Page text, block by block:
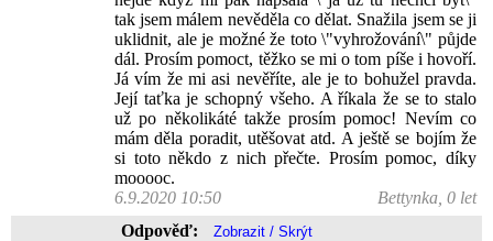
tak jsem málem nevěděla co dělat. Snažila jsem se ji
uklidnit, ale je možné že toto \"vyhrožování\" půjde
dál. Prosím pomoct, těžko se mi o tom píše i hovoří.
Já vím že mi asi nevěříte, ale je to bohužel pravda.
Její taťka je schopný všeho. A říkala že se to stalo
už po několikáté takže prosím pomoc! Nevím co
mám děla poradit, utěšovat atd. A ještě se bojím že
si toto někdo z nich přečte. Prosím pomoc, díky
mooooc.
6.9.2020 10:50
Bettynka, 0 let
Odpověď: